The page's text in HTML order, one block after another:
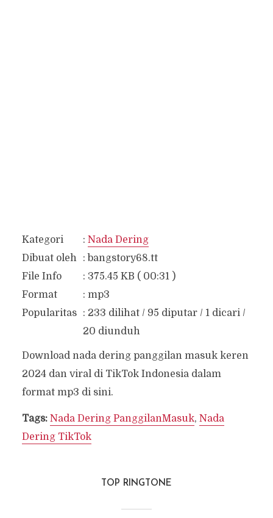
Kategori : Nada Dering
Dibuat oleh
: bangstory68.tt
File Info
: 375.45 KB ( 00:31 )
Format
: mp3
Popularitas
: 233 dilihat / 95 diputar / 1 dicari /
20 diunduh
Download nada dering panggilan masuk keren
2024 dan viral di TikTok Indonesia dalam
format mp3 di sini.
Tags: Nada Dering PanggilanMasuk, Nada
Dering TikTok
TOP RINGTONE